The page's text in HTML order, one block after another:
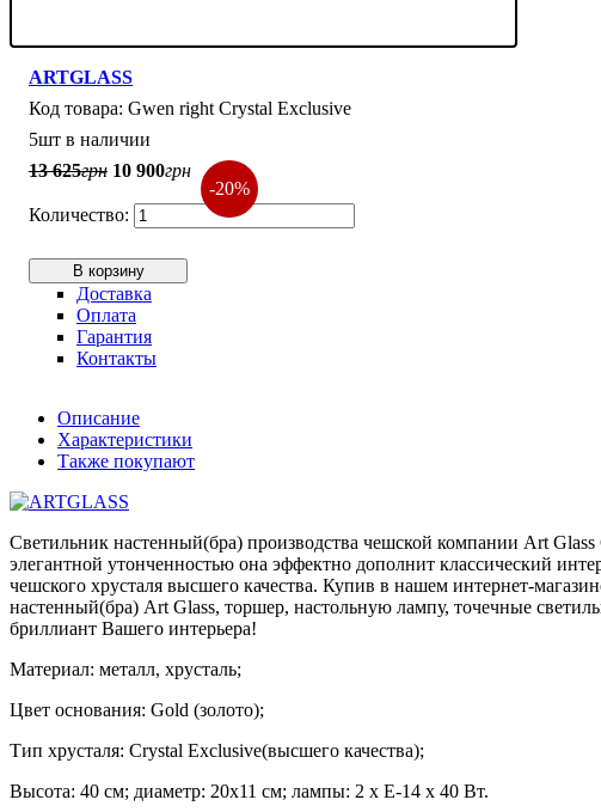
ARTGLASS
Gwen right Crystal Exclusive
5шт в наличии
-20%
13 625грн 10 900грн
В корзину
Доставка
Оплата
Гарантия
Контакты
Описание
Характеристики
Также покупают
Светильник настенный(бра) производства чешской компании Art
элегантной утонченностью она эффектно дополнит классический
чешского хрусталя высшего качества. Купив в нашем интернет-
настенный(бра) Art Glass, торшер, настольную лампу, точечные
бриллиант Вашего интерьера!
Материал: металл, хрусталь;
Цвет основания: Gold (золото);
Тип хрусталя: Crystal Exclusive(высшего качества);
Высота: 40 см; диаметр: 20x11 см; лампы: 2 х Е-14 х 40 Вт.